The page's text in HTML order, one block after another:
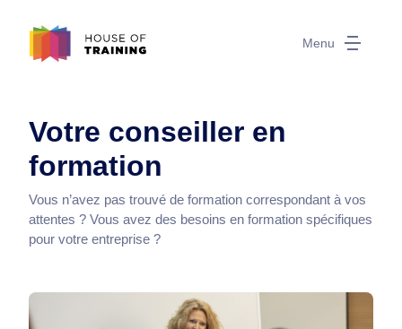
Menu
Votre conseiller en
formation
Vous n’avez pas trouvé de formation correspondant à vos
attentes ? Vous avez des besoins en formation spécifiques
pour votre entreprise ?